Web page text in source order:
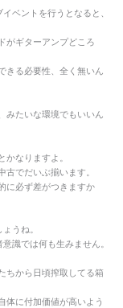
ベントを行うとなると、
がギターアンプどころ
きる必要性、全く無いん
みたいな環境でもいいん
なりますよ。
でだいぶ揃います。
に必ず差がつきますか
うね。
識では何も生みません。
ちから日頃搾取してる箱
体に付加価値が高いよう